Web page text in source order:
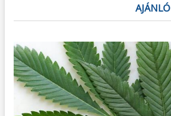
AJÁNLÓ